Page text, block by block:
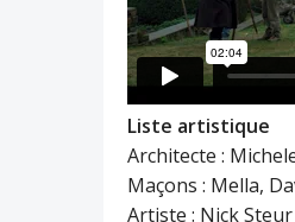
Liste artistique
Architecte :
Maçons : Mella,
Artiste : Nick Steur